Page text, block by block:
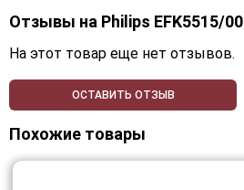
Отзывы на Philips EFK5515/00
На этот товар еще нет отзывов.
ОСТАВИТЬ ОТЗЫВ
Похожие товары